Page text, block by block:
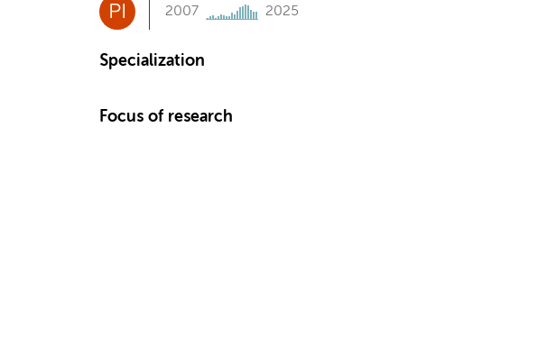
PI 2007 2025
Specialization
Focus of research